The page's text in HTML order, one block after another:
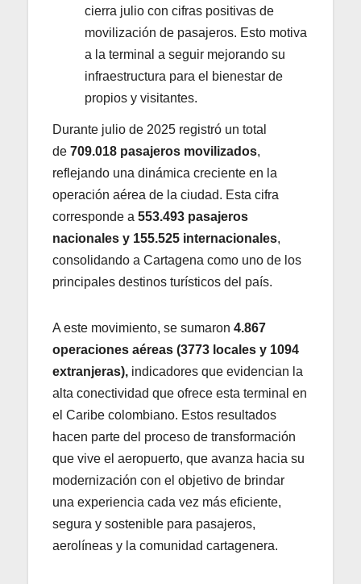
cierra julio con cifras positivas de
movilización de pasajeros. Esto motiva
a la terminal a seguir mejorando su
infraestructura para el bienestar de
propios y visitantes.
Durante julio de 2025 registró un total
de 709.018 pasajeros movilizados,
reflejando una dinámica creciente en la
operación aérea de la ciudad. Esta cifra
corresponde a 553.493 pasajeros
nacionales y 155.525 internacionales,
consolidando a Cartagena como uno de los
principales destinos turísticos del país.
A este movimiento, se sumaron 4.867
operaciones aéreas (3773 locales y 1094
extranjeras), indicadores que evidencian la
alta conectividad que ofrece esta terminal en
el Caribe colombiano. Estos resultados
hacen parte del proceso de transformación
que vive el aeropuerto, que avanza hacia su
modernización con el objetivo de brindar
una experiencia cada vez más eficiente,
segura y sostenible para pasajeros,
aerolíneas y la comunidad cartagenera.